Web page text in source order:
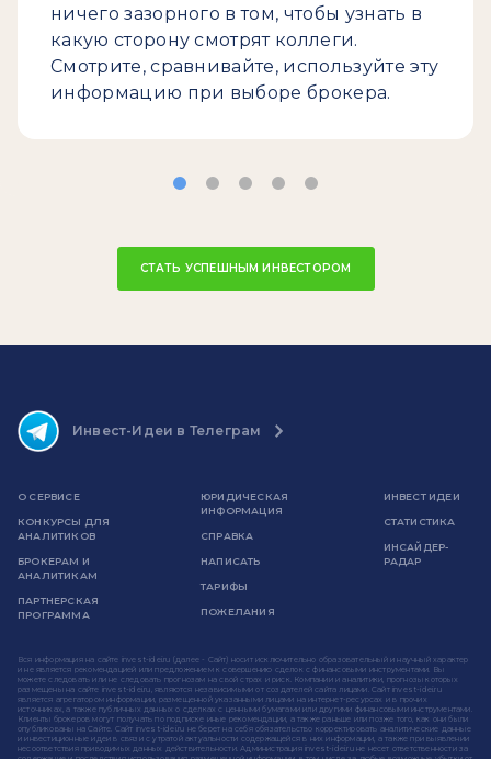
ничего зазорного в том, чтобы узнать в
какую сторону смотрят коллеги.
Смотрите, сравнивайте, используйте эту
информацию при выборе брокера.
СТАТЬ УСПЕШНЫМ ИНВЕСТОРОМ
Инвест-Идеи в Телеграм
О СЕРВИСЕ
КОНКУРСЫ ДЛЯ
АНАЛИТИКОВ
БРОКЕРАМ И
АНАЛИТИКАМ
ПАРТНЕРСКАЯ
ПРОГРАММА
ЮРИДИЧЕСКАЯ
ИНФОРМАЦИЯ
СПРАВКА
НАПИСАТЬ
ТАРИФЫ
ПОЖЕЛАНИЯ
ИНВЕСТ ИДЕИ
СТАТИСТИКА
ИНСАЙДЕР-
РАДАР
Вся информация на сайте invest-idei.ru (далее - Сайт) носит исключительно образовательный и научный характер
и не является рекомендацией или предложением к совершению сделок с финансовыми инструментами. Вы
можете следовать или не следовать прогнозам на свой страх и риск. Компании и аналитики, прогнозы которых
размещены на сайте invest-idei.ru, являются независимыми от создателей сайта лицами. Сайт invest-idei.ru
является агрегатором информации, размещенной указанными лицами на интернет-ресурсах и в прочих
источниках, а также публичных данных о сделках с ценными бумагами или другими финансовыми инструментами.
Клиенты брокеров могут получать по подписке иные рекомендации, а также раньше или позже того, как они были
опубликованы на Сайте. Сайт invest-idei.ru не берет на себя обязательство корректировать аналитические данные
и инвестиционные идеи в связи с утратой актуальности содержащейся в них информации, а также при выявлении
несоответствия приводимых данных действительности. Администрация invest-idei.ru не несет ответственности за